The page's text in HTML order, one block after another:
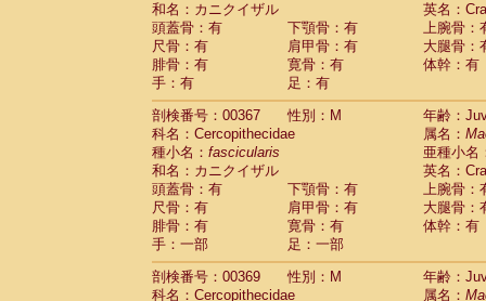
和名：カニクイザル
英名：
頭蓋骨：有
下顎骨：有
上腕骨：
尺骨：有
肩甲骨：有
大腿骨：
腓骨：有
寛骨：有
体幹：有
手：有
足：有
剖検番号：00367
性別：M
年齢：
科名：Cercopithecidae
属名：
種小名： fascicularis
亜種小名
和名：カニクイザル
英名：
頭蓋骨：有
下顎骨：有
上腕骨：
尺骨：有
肩甲骨：有
大腿骨：
腓骨：有
寛骨：有
体幹：有
手：一部
足：一部
剖検番号：00369
性別：M
年齢：
科名：Cercopithecidae
属名：